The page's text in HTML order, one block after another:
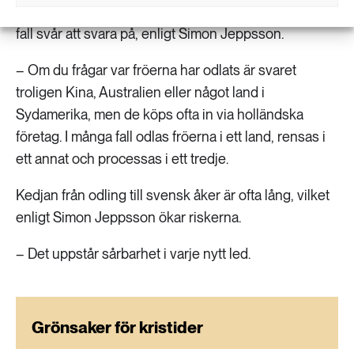
fall svår att svara på, enligt Simon Jeppsson.
– Om du frågar var fröerna har odlats är svaret
troligen Kina, Australien eller något land i
Sydamerika, men de köps ofta in via holländska
företag. I många fall odlas fröerna i ett land, rensas i
ett annat och processas i ett tredje.
Kedjan från odling till svensk åker är ofta lång, vilket
enligt Simon Jeppsson ökar riskerna.
– Det uppstår sårbarhet i varje nytt led.
Grönsaker för kristider